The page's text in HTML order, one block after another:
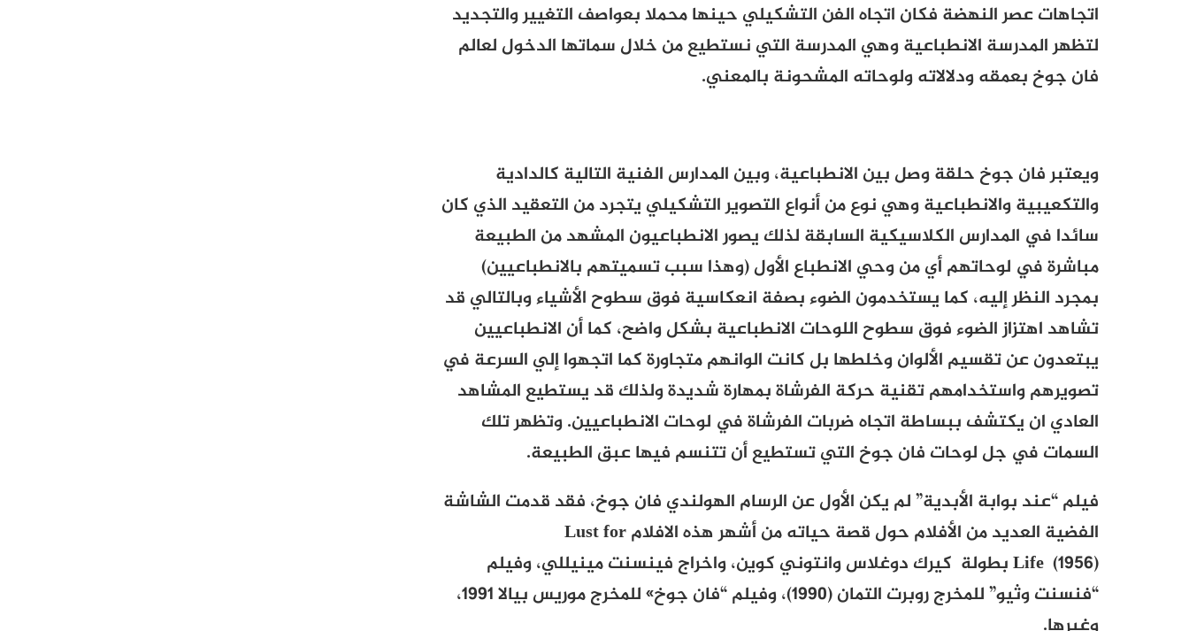
اتجاهات عصر النهضة فكان اتجاه الفن التشكيلي حينها محملا بعواصف التغيير والتجديد
لتظهر المدرسة الانطباعية وهي المدرسة التي نستطيع من خلال سماتها الدخول لعالم
فان جوخ بعمقه ودلالاته ولوحاته المشحونة بالمعني.
ويعتبر فان جوخ حلقة وصل بين الانطباعية، وبين المدارس الفنية التالية كالدادية
والتكعيبية والانطباعية وهي نوع من أنواع التصوير التشكيلي يتجرد من التعقيد الذي كان
سائدا في المدارس الكلاسيكية السابقة لذلك يصور الانطباعيون المشهد من الطبيعة
مباشرة في لوحاتهم أي من وحي الانطباع الأول (وهذا سبب تسميتهم بالانطباعيين)
بمجرد النظر إليه، كما يستخدمون الضوء بصفة انعكاسية فوق سطوح الأشياء وبالتالي قد
تشاهد اهتزاز الضوء فوق سطوح اللوحات الانطباعية بشكل واضح، كما أن الانطباعيين
يبتعدون عن تقسيم الألوان وخلطها بل كانت الوانهم متجاورة كما اتجهوا إلي السرعة في
تصويرهم واستخدامهم تقنية حركة الفرشاة بمهارة شديدة ولذلك قد يستطيع المشاهد
العادي ان يكتشف ببساطة اتجاه ضربات الفرشاة في لوحات الانطباعيين. وتظهر تلك
السمات في جل لوحات فان جوخ التي تستطيع أن تتنسم فيها عبق الطبيعة.
فيلم “عند بوابة الأبدية” لم يكن الأول عن الرسام الهولندي فان جوخ، فقد قدمت الشاشة
الفضية العديد من الأفلام حول قصة حياته من أشهر هذه الافلامLust for
Life (1956)
بطولة كيرك دوغلاس وانتوني كوين، واخراج فينسنت مينيللي، وفيلم
“فنسنت وثيو” للمخرج روبرت التمان (1990)، وفيلم “فان جوخ» للمخرج موريس بيالا 1991،